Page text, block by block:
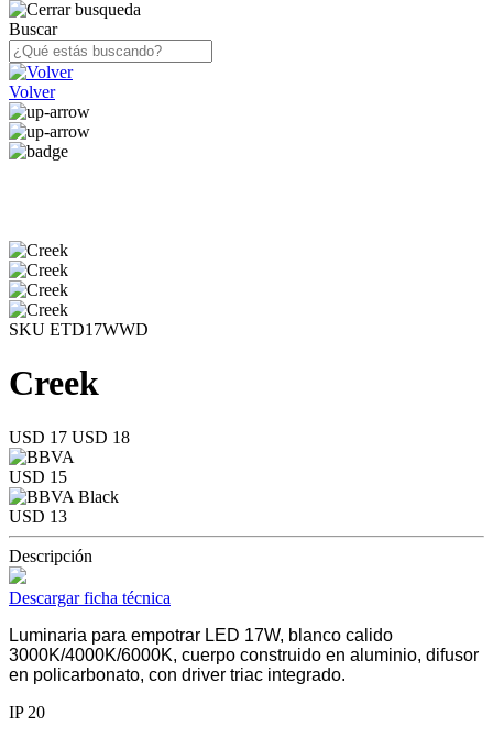
Buscar
Volver
SKU ETD17WWD
Creek
USD 17 USD 18
USD 15
USD 13
Descripción
Descargar ficha técnica
Luminaria para empotrar LED 17W, blanco calido
3000K/4000K/6000K, cuerpo construido en aluminio, difusor
en policarbonato, con driver triac integrado.
IP 20